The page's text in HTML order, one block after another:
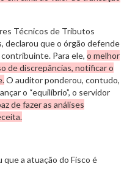
Técnicos de Tributos
declarou que o órgão defende
Para ele, o melhor
de discrepâncias, notificar o
O auditor ponderou, contudo,
o “equilíbrio”, o servidor
de fazer as análises
a atuação do Fisco é